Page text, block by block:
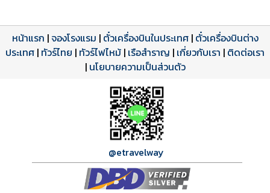
โปรแกรมทัวร์
ดาวน์โหลด PDF
รีวิวลูกค้าจริง
รีวิวจาก eTravelWay
เปิดหน้าเต็ม
ใบอนุญาตนำเที่ยว
เลขที่ 11/11450
เปิดหน้าเต็ม
หน้าแรก |จองโรงแรม | ตั๋วเครื่องบินในประเทศ| ตั๋วเครื่องบินต่าง
ประเทศ | ทัวร์ไทย | ทัวร์ไฟไหม้ | เรือสำราญ | เกี่ยวกับเรา | ติดต่อเรา
| นโยบายความเป็นส่วนตัว
@etravelway